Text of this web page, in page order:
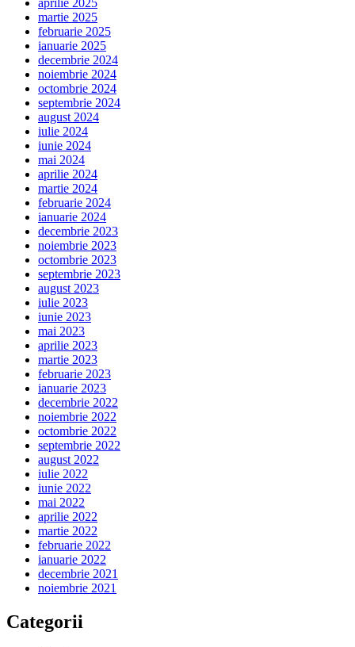
martie 2025
februarie 2025
ianuarie 2025
decembrie 2024
noiembrie 2024
octombrie 2024
septembrie 2024
august 2024
iulie 2024
iunie 2024
mai 2024
aprilie 2024
martie 2024
februarie 2024
ianuarie 2024
decembrie 2023
noiembrie 2023
octombrie 2023
septembrie 2023
august 2023
iulie 2023
iunie 2023
mai 2023
aprilie 2023
martie 2023
februarie 2023
ianuarie 2023
decembrie 2022
noiembrie 2022
octombrie 2022
septembrie 2022
august 2022
iulie 2022
iunie 2022
mai 2022
aprilie 2022
martie 2022
februarie 2022
ianuarie 2022
decembrie 2021
noiembrie 2021
Categorii